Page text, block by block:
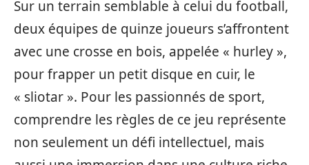
Sur un terrain semblable à celui du football,
deux équipes de quinze joueurs s’affrontent
avec une crosse en bois, appelée « hurley »,
pour frapper un petit disque en cuir, le
« sliotar ». Pour les passionnés de sport,
comprendre les règles de ce jeu représente
non seulement un défi intellectuel, mais